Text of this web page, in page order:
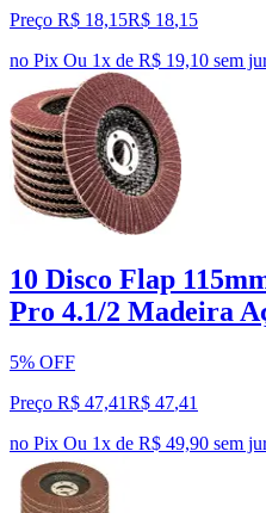
Preço R$ 18,15R$ 18,15
no Pix Ou 1x de R$ 19,10 sem
10 Disco Flap
Pro 4.1/2 Madeira
5% OFF
Preço R$ 47,41R$ 47,41
no Pix Ou 1x de R$ 49,90 sem